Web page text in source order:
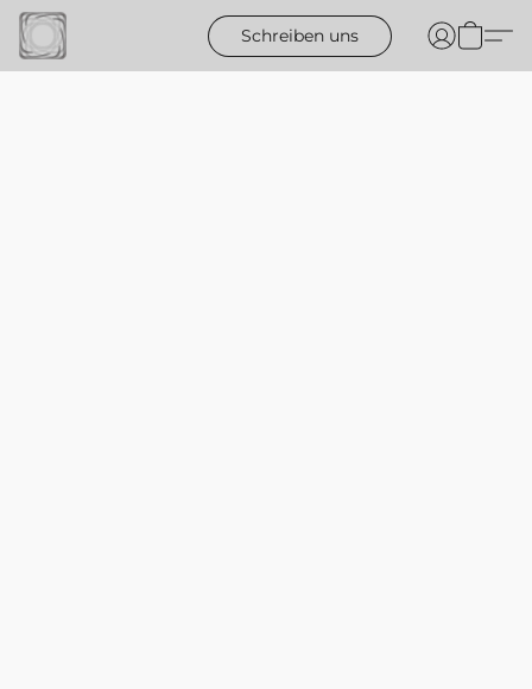
Schreiben uns